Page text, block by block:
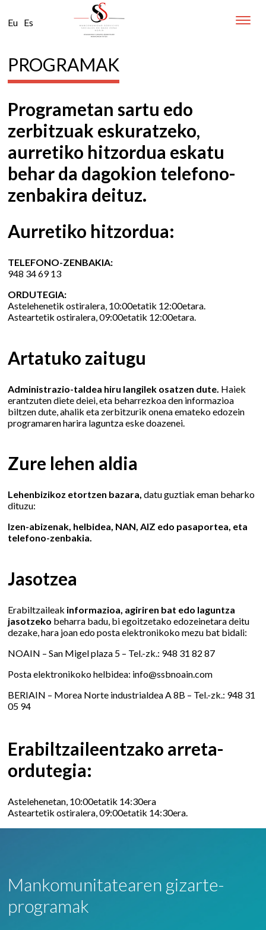
Eu Es
Toggle
PROGRAMAK
Programetan sartu edo
zerbitzuak eskuratzeko,
aurretiko hitzordua eskatu
behar da dagokion telefono-
zenbakira deituz.
Aurretiko hitzordua:
TELEFONO-ZENBAKIA:
948 34 69 13
ORDUTEGIA:
Astelehenetik ostiralera, 10:00etatik 12:00etara.
Asteartetik ostiralera, 09:00etatik 12:00etara.
Artatuko zaitugu
Administrazio-taldea hiru langilek osatzen dute. Haiek
erantzuten diete deiei, eta beharrezkoa den informazioa
biltzen dute, ahalik eta zerbitzurik onena emateko edozein
programaren harira laguntza eske doazenei.
Zure lehen aldia
Lehenbizikoz etortzen bazara, datu guztiak eman beharko
dituzu:
Izen-abizenak, helbidea, NAN, AIZ edo pasaportea, eta
telefono-zenbakia.
Jasotzea
Erabiltzaileak informazioa, agiriren bat edo laguntza
jasotzeko beharra badu, bi egoitzetako edozeinetara deitu
dezake, hara joan edo posta elektronikoko mezu bat bidali:
NOAIN – San Migel plaza 5 – Tel.-zk.: 948 31 82 87
Posta elektronikoko helbidea: info@ssbnoain.com
BERIAIN – Morea Norte industrialdea A 8B – Tel.-zk.: 948 31
05 94
Erabiltzaileentzako arreta-
ordutegia:
Astelehenetan, 10:00etatik 14:30era
Asteartetik ostiralera, 09:00etatik 14:30era.
Mankomunitatearen gizarte-
programak